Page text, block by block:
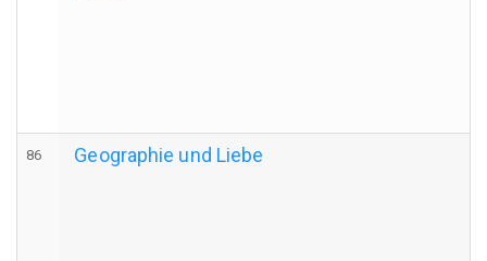
86 Geographie und Liebe